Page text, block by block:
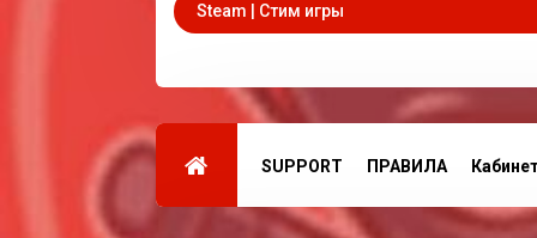
Steam | Стим игры
SUPPORT ПРАВИЛА